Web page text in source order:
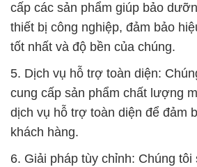
cấp các sản phẩm giúp bảo
thiết bị công nghiệp, đảm bảo
tốt nhất và độ bền của chúng.
5. Dịch vụ hỗ trợ toàn diện:
cung cấp sản phẩm chất lượng
dịch vụ hỗ trợ toàn diện để đảm
khách hàng.
6. Giải pháp tùy chỉnh: Chúng